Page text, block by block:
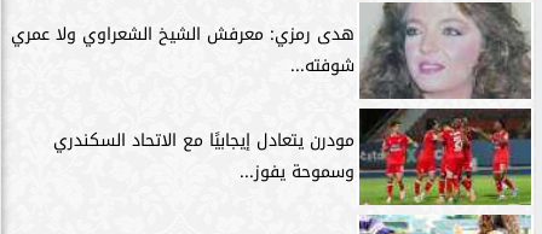
هدى رمزي: معرفش الشيخ الشعراوي ولا عمري
شوفته...
مودرن يتعادل إيجابيًا مع الاتحاد السكندري
وسموحة يفوز...